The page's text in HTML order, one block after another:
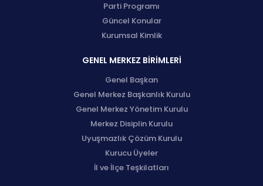
Parti Programı
Güncel Konular
Kurumsal Kimlik
GENEL MERKEZ BİRİMLERİ
Genel Başkan
Genel Merkez Başkanlık Kurulu
Genel Merkez Yönetim Kurulu
Merkez Disiplin Kurulu
Uyuşmazlık Çözüm Kurulu
Kurucu Üyeler
İl ve İlçe Teşkilatları